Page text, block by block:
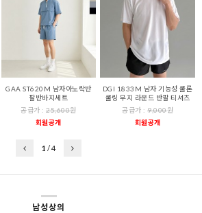
GAA ST620M 남자아노락반
팔반바지세트
공급가 :25,600원
회원공개
DGI 1833M 남자 기능성 쿨론
쿨링 무지 라운드 반팔 티셔츠
공급가 :9,000원
회원공개
1 /4
남성상의